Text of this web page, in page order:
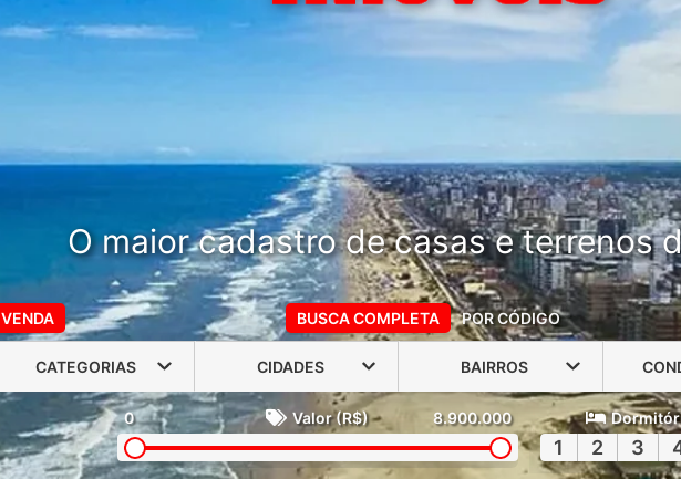
O maior cadastro de casas e terrenos
VENDA BUSCA COMPLETA POR CÓDIGO
CATEGORIAS CIDADES BAIRROS
0 Valor (R$) 8.900.000
1 2 3